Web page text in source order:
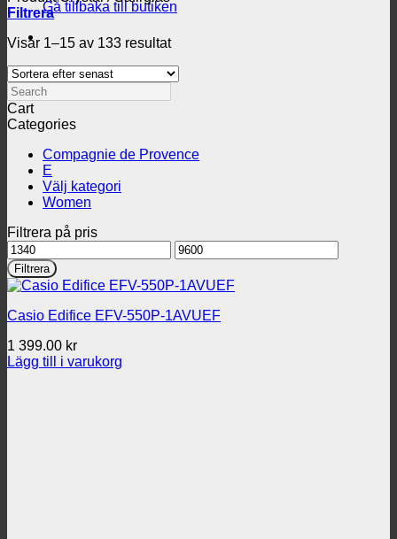
Gå tillbaka till butiken
Filtrera
Visar 1–15 av 133 resultatSortera
senaste
Search
Cart
Categories
Compagnie de Provence
E
Välj kategori
Women
Filtrera på pris
Min
pris
Max
pris
Filtrera
Casio Edifice EFV-550P-1AVUEF
1 399.00 kr
Lägg till i varukorg